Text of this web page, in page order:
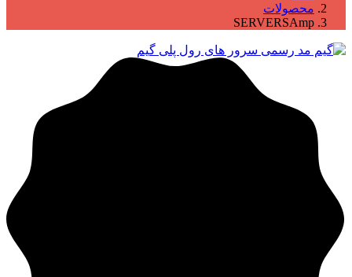
محصولات
SERVERSAmp